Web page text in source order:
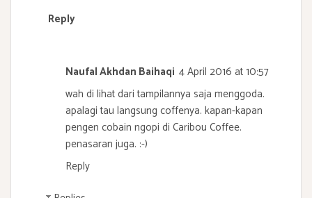
Reply
Naufal Akhdan Baihaqi 4 April 2016 at 10:57
wah di lihat dari tampilannya saja menggoda.
apalagi tau langsung coffenya. kapan-kapan
pengen cobain ngopi di Caribou Coffee.
penasaran juga. :-)
Reply